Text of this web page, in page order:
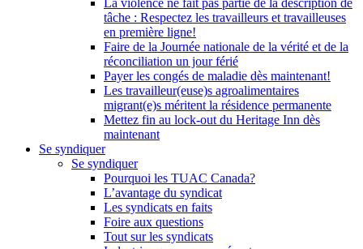
tâche : Respectez les travailleurs et travailleuses
en première ligne!
Faire de la Journée nationale de la vérité et de la
réconciliation un jour férié
Payer les congés de maladie dès maintenant!
Les travailleur(euse)s agroalimentaires
migrant(e)s méritent la résidence permanente
Mettez fin au lock-out du Heritage Inn dès
maintenant
Se syndiquer
Se syndiquer
Pourquoi les TUAC Canada?
L’avantage du syndicat
Les syndicats en faits
Foire aux questions
Tout sur les syndicats